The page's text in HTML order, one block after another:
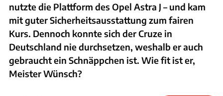
nutzte die Plattform des Opel Astra J – und kam
mit guter Sicherheitsausstattung zum fairen
Kurs. Dennoch konnte sich der Cruze in
Deutschland nie durchsetzen, weshalb er auch
gebraucht ein Schnäppchen ist. Wie fit ist er,
Meister Wünsch?